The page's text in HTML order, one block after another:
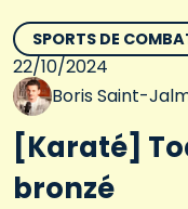
SPORTS DE
22/10/2024
Boris Saint-
[Karaté]
bronzé